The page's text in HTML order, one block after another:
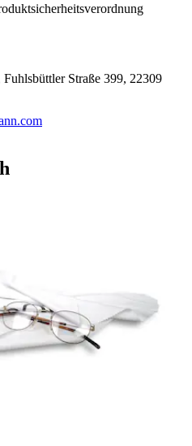
Straße 399, 22309